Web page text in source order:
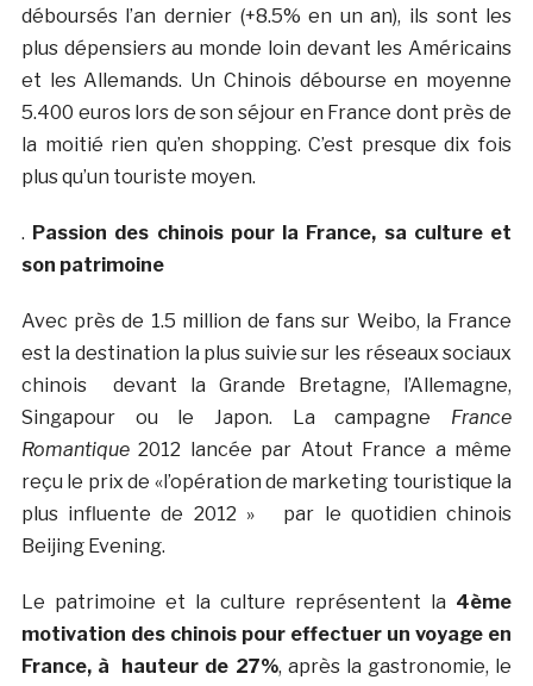
déboursés l’an dernier (+8.5% en un an), ils sont les
plus dépensiers au monde loin devant les Américains
et les Allemands. Un Chinois débourse en moyenne
5.400 euros lors de son séjour en France dont près de
la moitié rien qu’en shopping. C’est presque dix fois
plus qu’un touriste moyen.
. Passion des chinois pour la France, sa culture et
son patrimoine
Avec près de 1.5 million de fans sur Weibo, la France
est la destination la plus suivie sur les réseaux sociaux
chinois devant la Grande Bretagne, l’Allemagne,
Singapour ou le Japon. La campagne France
Romantique2012 lancée par Atout France a même
reçu le prix de «l’opération de marketing touristique la
plus influente de 2012 » par le quotidien chinois
Beijing Evening.
Le patrimoine et la culture représentent la 4ème
motivation des chinois pour effectuer un voyage en
France, à hauteur de 27%, après la gastronomie, le